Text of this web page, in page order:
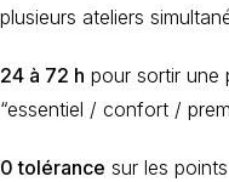
plusieurs ateliers
24 à 72 h pour sortir une
“essentiel / confort /
0 tolérance sur les